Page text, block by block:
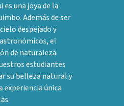
es una joya de la
Además de ser
despejado y
el
de naturaleza
estudiantes
su belleza natural y
experiencia única